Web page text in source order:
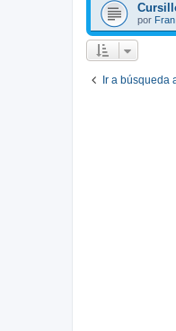
por
Ir a búsqueda